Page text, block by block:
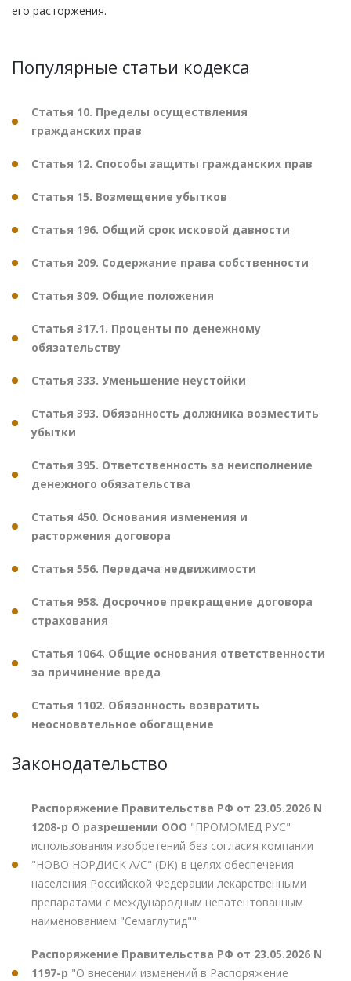
его расторжения.
Популярные статьи кодекса
Статья 10. Пределы осуществления
гражданских прав
Статья 12. Способы защиты гражданских прав
Статья 15. Возмещение убытков
Статья 196. Общий срок исковой давности
Статья 209. Содержание права собственности
Статья 309. Общие положения
Статья 317.1. Проценты по денежному
обязательству
Статья 333. Уменьшение неустойки
Статья 393. Обязанность должника возместить
убытки
Статья 395. Ответственность за неисполнение
денежного обязательства
Статья 450. Основания изменения и
расторжения договора
Статья 556. Передача недвижимости
Статья 958. Досрочное прекращение договора
страхования
Статья 1064. Общие основания ответственности
за причинение вреда
Статья 1102. Обязанность возвратить
неосновательное обогащение
Законодательство
Распоряжение Правительства РФ от 23.05.2026 N
1208-р О разрешении ООО "ПРОМОМЕД РУС"
использования изобретений без согласия компании
"НОВО НОРДИСК А/С" (DK) в целях обеспечения
населения Российской Федерации лекарственными
препаратами с международным непатентованным
наименованием "Семаглутид""
Распоряжение Правительства РФ от 23.05.2026 N
1197-р "О внесении изменений в Распоряжение